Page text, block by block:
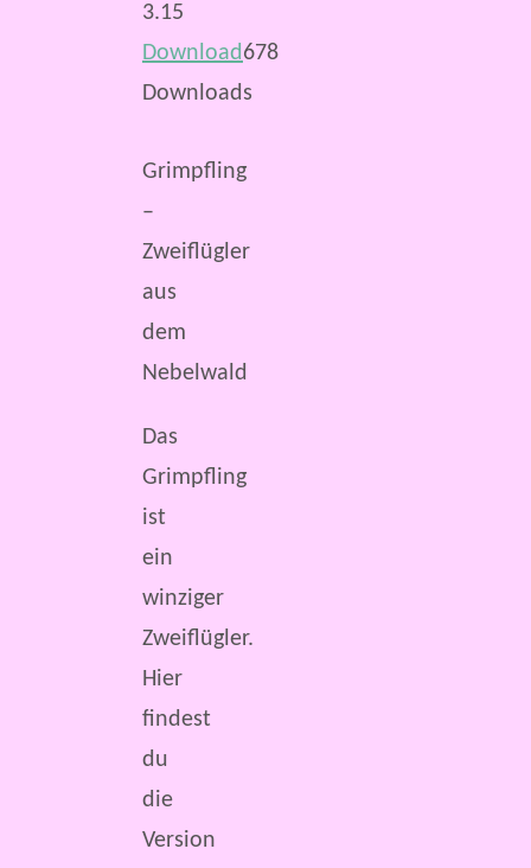
3.15
Download678
Downloads
Grimpfling
–
Zweiflügler
aus
dem
Nebelwald
Das
Grimpfling
ist
ein
winziger
Zweiflügler.
Hier
findest
du
die
Version